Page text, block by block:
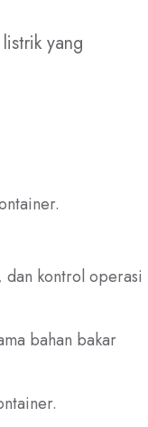
yang
kontrol operasi
bahan bakar